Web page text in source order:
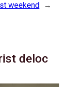
weekend
→
deloc